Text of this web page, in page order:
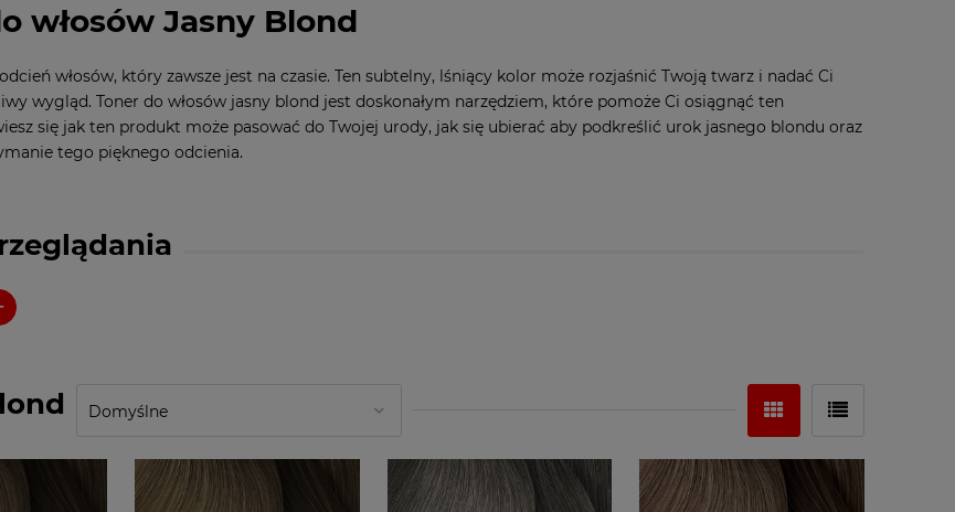
włosów Jasny Blond
włosów, który zawsze jest na czasie. Ten subtelny, lśniący kolor może rozjaśnić Twoją twarz i nadać Ci
wygląd. Toner do włosów jasny blond jest doskonałym narzędziem, które pomoże Ci osiągnąć ten
się jak ten produkt może pasować do Twojej urody, jak się ubierać aby podkreślić urok jasnego blondu oraz
tego pięknego odcienia.